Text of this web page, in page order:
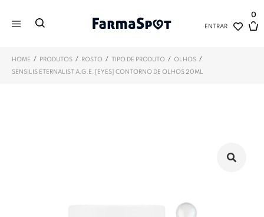
ENTRAR
0
HOME / PRODUTOS / ROSTO / TIPO DE PRODUTO / OLHOS /
SENSILIS ETERNALIST A.G.E. [EYES] CONTORNO DE OLHOS 20ML